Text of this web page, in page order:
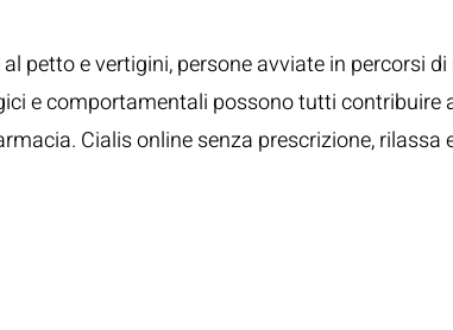
petto e vertigini, persone avviate in percorsi
e comportamentali possono tutti contribuire
Cialis online senza prescrizione, rilassa